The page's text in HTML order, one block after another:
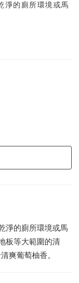
淨的廁所環境或馬
淨的廁所環境或馬
板等大範圍的清
爽葡萄柚香。